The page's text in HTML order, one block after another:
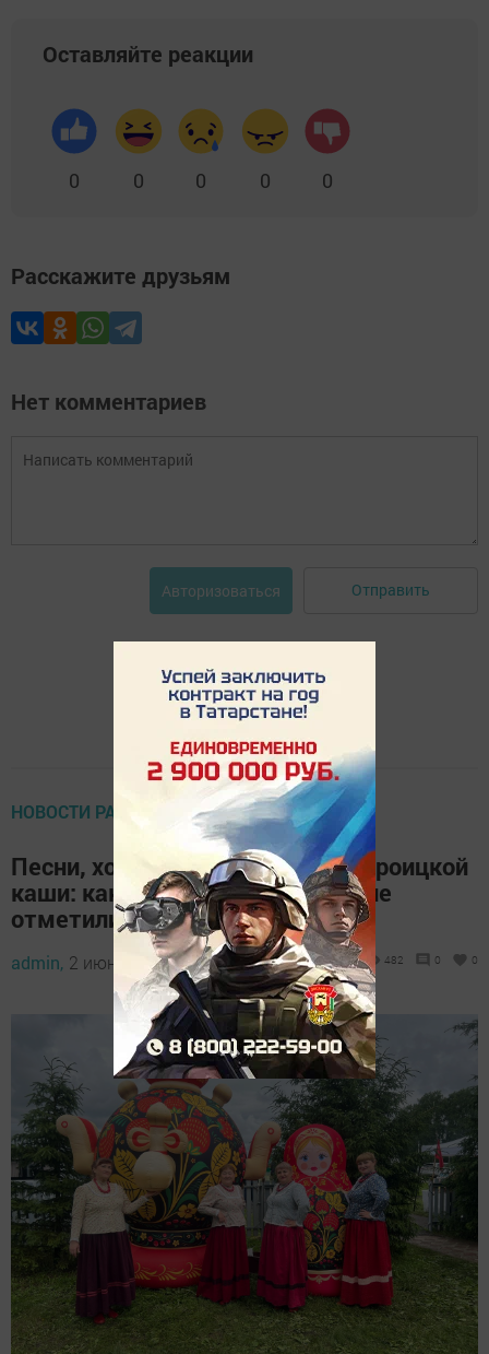
Оставляйте реакции
0 0 0 0 0
Расскажите друзьям
Нет комментариев
Авторизоваться Отправить
НОВОСТИ РАЙОНА
Песни, хороводы и дегустация троицкой
каши: как в Аксубаевском районе
отметили праздник Троицы
admin, 2 июня 2026 - 20:13 482 0 0